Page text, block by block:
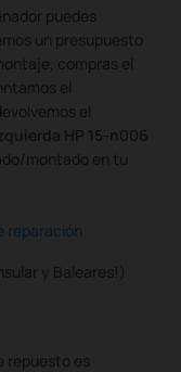
puedes
un presupuesto
compras el
el
el
HP 15-n006
montado en tu
reparación
y Baleares!)
repuesto es